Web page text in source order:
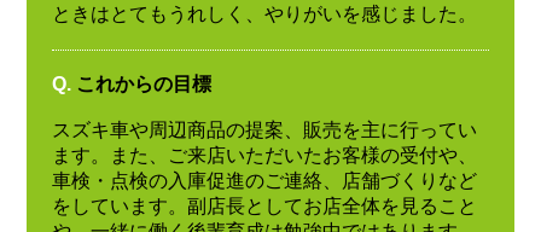
ときはとてもうれしく、やりがいを感じました。
Q. これからの目標
スズキ車や周辺商品の提案、販売を主に行ってい
ます。また、ご来店いただいたお客様の受付や、
車検・点検の入庫促進のご連絡、店舗づくりなど
をしています。副店長としてお店全体を見ること